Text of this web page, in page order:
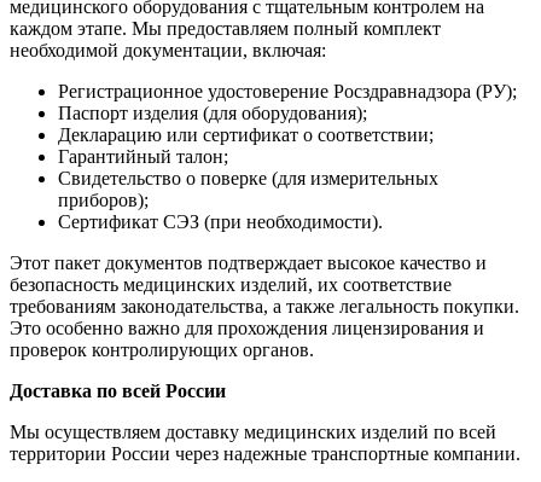
медицинского оборудования с тщательным контролем на
каждом этапе. Мы предоставляем полный комплект
необходимой документации, включая:
Регистрационное удостоверение Росздравнадзора (РУ);
Паспорт изделия (для оборудования);
Декларацию или сертификат о соответствии;
Гарантийный талон;
Свидетельство о поверке (для измерительных
приборов);
Сертификат СЭЗ (при необходимости).
Этот пакет документов подтверждает высокое качество и
безопасность медицинских изделий, их соответствие
требованиям законодательства, а также легальность покупки.
Это особенно важно для прохождения лицензирования и
проверок контролирующих органов.
Доставка по всей России
Мы осуществляем доставку медицинских изделий по всей
территории России через надежные транспортные компании.